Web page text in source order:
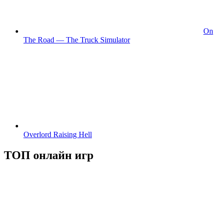
On
The Road — The Truck Simulator
Overlord Raising Hell
ТОП онлайн игр